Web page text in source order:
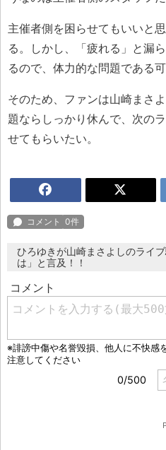
主催者側を困らせてもいいと
る。しかし、「疲れる」と漏
るので、体力的な問題である可
そのため、ファンは山崎まさ
題ならしっかり休んで、次の
せてもらいたい。
ひろゆきが山崎まさよしのライ
は」と言及！！